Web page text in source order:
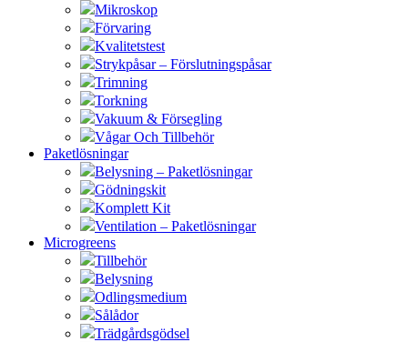
Mikroskop
Förvaring
Kvalitetstest
Strykpåsar – Förslutningspåsar
Trimning
Torkning
Vakuum & Försegling
Vågar Och Tillbehör
Paketlösningar
Belysning – Paketlösningar
Gödningskit
Komplett Kit
Ventilation – Paketlösningar
Microgreens
Tillbehör
Belysning
Odlingsmedium
Sålådor
Trädgårdsgödsel